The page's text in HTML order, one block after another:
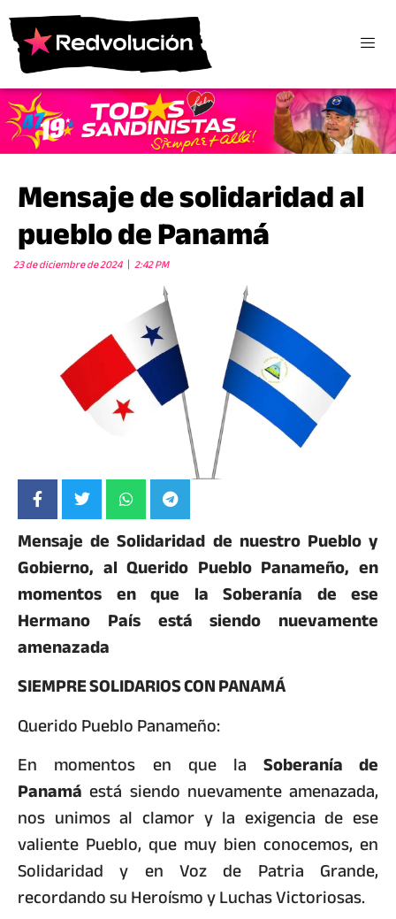
Mensaje de solidaridad al
pueblo de Panamá
23 de diciembre de 2024 2:42 PM
Mensaje de Solidaridad de nuestro Pueblo y
Gobierno, al Querido Pueblo Panameño, en
momentos en que la Soberanía de ese
Hermano País está siendo nuevamente
amenazada
SIEMPRE SOLIDARIOS CON PANAMÁ
Querido Pueblo Panameño:
En momentos en que la Soberanía de
Panamá está siendo nuevamente amenazada,
nos unimos al clamor y la exigencia de ese
valiente Pueblo, que muy bien conocemos, en
Solidaridad y en Voz de Patria Grande,
recordando su Heroísmo y Luchas Victoriosas.